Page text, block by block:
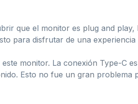
que el monitor es plug and
para disfrutar de una experiencia
monitor. La conexión Type-C
Esto no fue un gran problema